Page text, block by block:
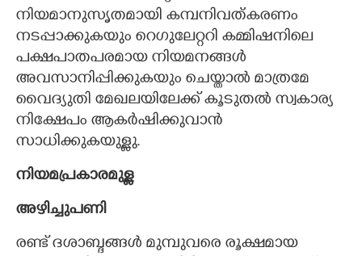
നിയമാനുസൃതമായി കമ്പനിവത്കരണം
നടപ്പാക്കുകയും റെഗുലേറ്ററി കമ്മിഷനിലെ
പക്ഷപാതപരമായ നിയമനങ്ങൾ
അവസാനിപ്പിക്കുകയും ചെയ്താൽ മാത്രമേ
വൈദ്യുതി മേഖലയിലേക്ക് കൂടുതൽ സ്വകാര്യ
നിക്ഷേപം ആകർഷിക്കുവാൻ
സാധിക്കുകയുള്ളു.
നിയമപ്രകാരമുള്ള
അഴിച്ചുപണി
രണ്ട് ദശാബ്ദങ്ങൾ മുമ്പുവരെ രൂക്ഷമായ